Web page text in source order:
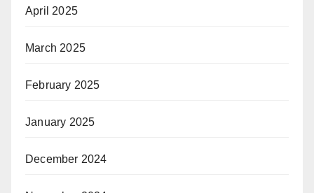
April 2025
March 2025
February 2025
January 2025
December 2024